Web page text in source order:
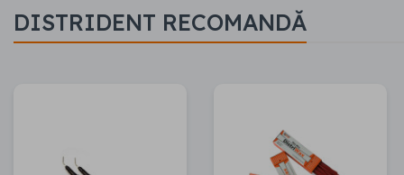
DISTRIDENT RECOMANDĂ